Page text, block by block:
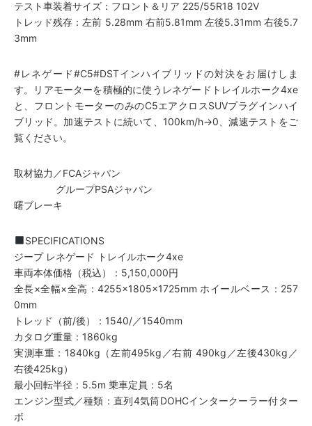
テスト車装着サイズ：フロント＆リア 225/55R18 102V
トレッド残存：左前 5.28mm 右前5.81mm 左後5.31mm 右後5.7
3mm
#レネゲード#C5#DSTインハイブリッドの対決をお届けしま
す。リアモーターを積極的に使うレネゲードトレイルホーク4xe
と、フロントモーターのみのC5エアクロスSUVプラグインハイ
ブリッド。加速テストに続いて、100km/h→0、減速テストをご
覧ください。
取材協力／FCAジャパン
グループPSAジャパン
曙ブレーキ
SPECIFICATIONS
ジープ レネゲード トレイルホーク4xe
車両本体価格（税込）：5,150,000円
全長×全幅×全高：4255×1805×1725mm ホイールベース：257
0mm
トレッド（前/後）：1540/／1540mm
カタログ重量：1860kg
実測車重：1840kg（左前495kg／右前 490kg／左後430kg／
右後425kg）
最小回転半径：5.5m 乗車定員：5名
エンジン型式／種類：直列4気筒DOHCインタークーラー付ター
ボ